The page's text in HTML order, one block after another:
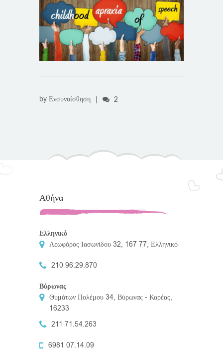
by Ενσυναίσθηση | 2
Αθήνα
Ελληνικό
Λεωφόρος Ιασωνίδου 32, 167 77, Ελληνικό
210 96.29.870
Βύρωνας
Θυμάτων Πολέμου 34, Βύρωνας - Καρέας,
16233
211 71.54.263
6981 07.14.09